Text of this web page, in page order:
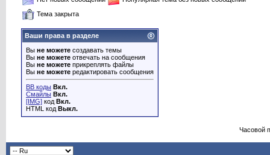
Тема закрыта
Ваши права в разделе
Вы не можете создавать темы
Вы не можете отвечать на сообщения
Вы не можете прикреплять файлы
Вы не можете редактировать сообщения
BB коды Вкл.
Смайлы Вкл.
[IMG] код Вкл.
HTML код Выкл.
Часовой